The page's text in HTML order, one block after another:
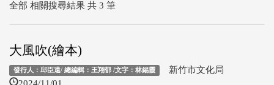
全部 相關搜尋結果 共 3 筆
大風吹(繪本)
發行人：邱臣遠/ 總編輯：王翔郁 /文字：林錫霞 新竹市文化局
2024/11/01